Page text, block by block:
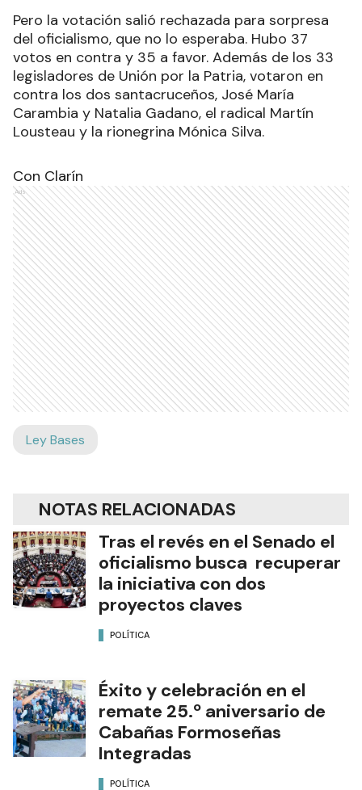
Pero la votación salió rechazada para sorpresa
del oficialismo, que no lo esperaba. Hubo 37
votos en contra y 35 a favor. Además de los 33
legisladores de Unión por la Patria, votaron en
contra los dos santacruceños, José María
Carambia y Natalia Gadano, el radical Martín
Lousteau y la rionegrina Mónica Silva.
Con Clarín
Ads
Ley Bases
NOTAS RELACIONADAS
Tras el revés en el Senado el
oficialismo busca recuperar
la iniciativa con dos
proyectos claves
POLÍTICA
Éxito y celebración en el
remate 25.º aniversario de
Cabañas Formoseñas
Integradas
POLÍTICA